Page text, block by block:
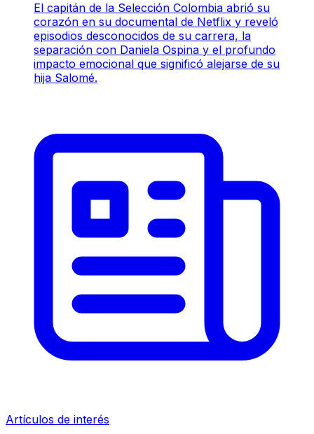
El capitán de la Selección Colombia abrió su
corazón en su documental de Netflix y reveló
episodios desconocidos de su carrera, la
separación con Daniela Ospina y el profundo
impacto emocional que significó alejarse de su
hija Salomé.
Artículos de interés